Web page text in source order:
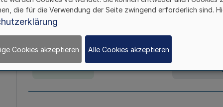
Verordnung über die
Nordrhein-Westfalen
die für die Verwendung der Seite zwingend erforderlich sind.
Cookies akzeptieren Alle Cookies akzeptieren